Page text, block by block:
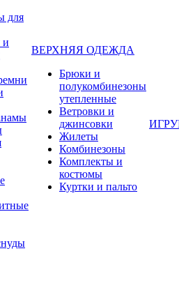
для
и
ВЕРХНЯЯ ОДЕЖДА
Брюки и
полукомбинезоны
утепленные
Ветровки и
джинсовки
Жилеты
Комбинезоны
Комплекты и
костюмы
Куртки и пальто